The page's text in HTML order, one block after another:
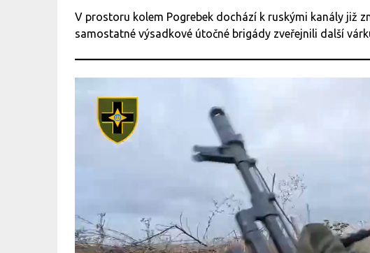
V prostoru kolem Pogrebek dochází k ruskými kanály již
samostatné výsadkové útočné brigády zveřejnili další